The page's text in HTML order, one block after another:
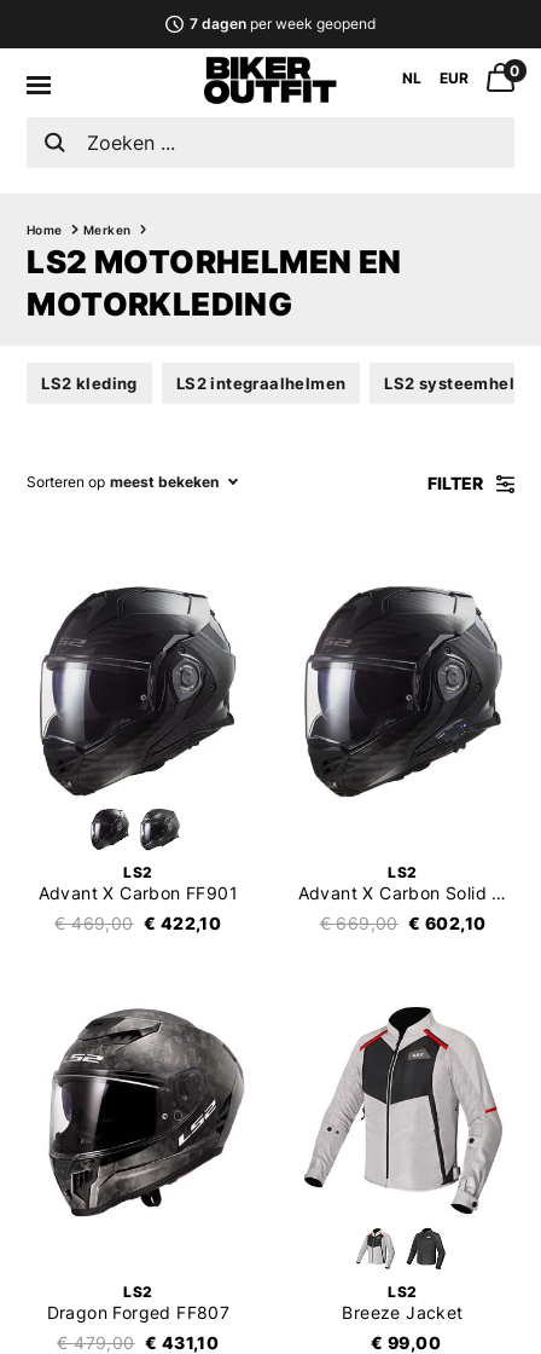
7 dagenper week geopend
NL EUR 0
Home Merken
LS2 MOTORHELMEN EN
MOTORKLEDING
LS2 kleding LS2 integraalhelmen LS2
Sorteren op meest bekeken FILTER
LS2
Advant X Carbon FF901
€ 469,00 € 422,10
LS2
Advant X Carbon Solid Met Intercom 4X
€ 669,00 € 602,10
LS2
Dragon Forged FF807
€ 479,00 € 431,10
LS2
Breeze Jacket
€ 99,00